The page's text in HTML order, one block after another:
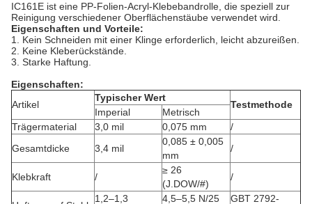
IC161E ist eine PP-Folien-Acryl-Klebebandrolle, die speziell zur
Reinigung verschiedener Oberflächenstäube verwendet wird.
Eigenschaften und Vorteile:
1. Kein Schneiden mit einer Klinge erforderlich, leicht abzureißen.
2. Keine Kleberückstände.
3. Starke Haftung.
Eigenschaften:
Artikel
Typischer Wert
Testmethode
Imperial
Metrisch
Trägermaterial
3,0 mil 0,075 mm
/
Gesamtdicke
3,4 mil
0,085 ± 0,005
mm
/
Klebkraft /
≥ 26
(J.DOW/#)
/
1,2–1,3 4,5–5,5 N/25 GBT 2792-